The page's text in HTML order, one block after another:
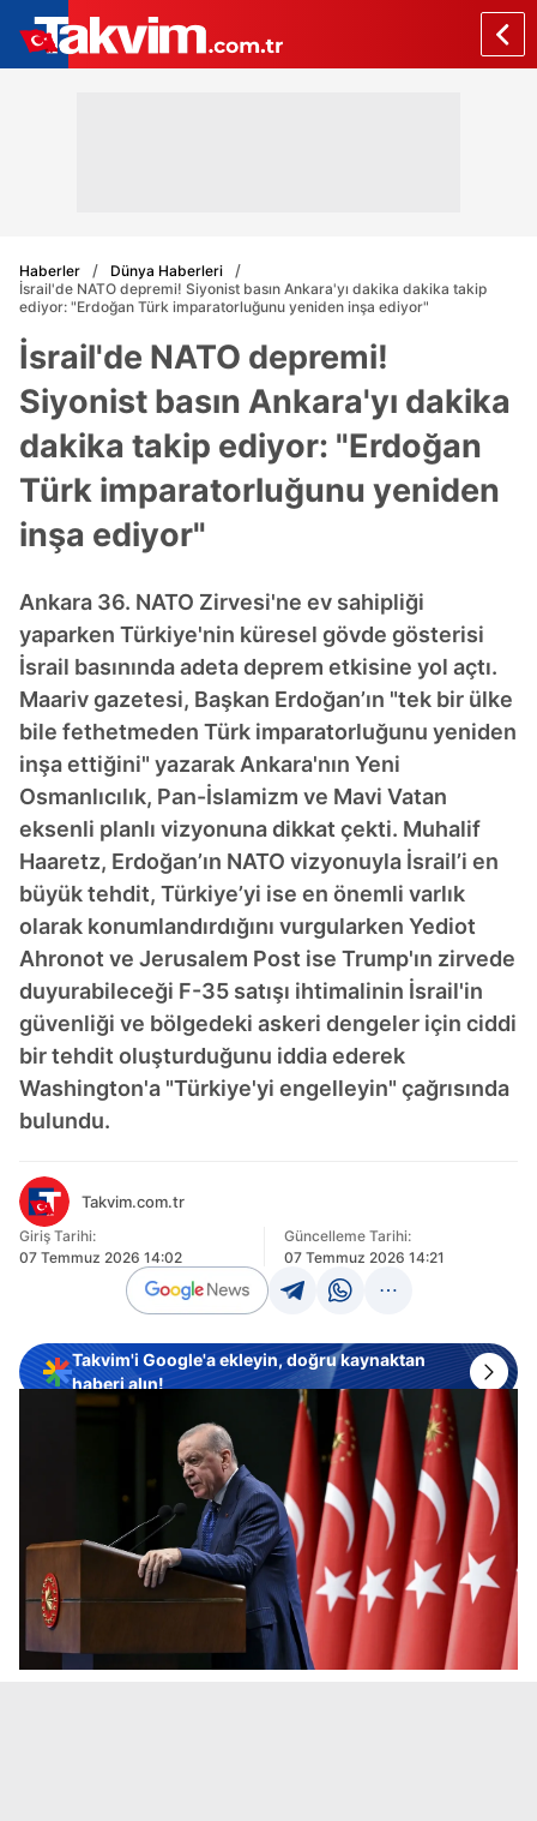
Haberler
Dünya Haberleri
İsrail'de NATO depremi! Siyonist basın Ankara'yı dakika dakika takip
ediyor: "Erdoğan Türk imparatorluğunu yeniden inşa ediyor"
İsrail'de NATO depremi!
Siyonist basın Ankara'yı dakika
dakika takip ediyor: "Erdoğan
Türk imparatorluğunu yeniden
inşa ediyor"
Ankara 36. NATO Zirvesi'ne ev sahipliği
yaparken Türkiye'nin küresel gövde gösterisi
İsrail basınında adeta deprem etkisine yol açtı.
Maariv gazetesi, Başkan Erdoğan’ın "tek bir ülke
bile fethetmeden Türk imparatorluğunu yeniden
inşa ettiğini" yazarak Ankara'nın Yeni
Osmanlıcılık, Pan-İslamizm ve Mavi Vatan
eksenli planlı vizyonuna dikkat çekti. Muhalif
Haaretz, Erdoğan’ın NATO vizyonuyla İsrail’i en
büyük tehdit, Türkiye’yi ise en önemli varlık
olarak konumlandırdığını vurgularken Yediot
Ahronot ve Jerusalem Post ise Trump'ın zirvede
duyurabileceği F-35 satışı ihtimalinin İsrail'in
güvenliği ve bölgedeki askeri dengeler için ciddi
bir tehdit oluşturduğunu iddia ederek
Washington'a "Türkiye'yi engelleyin" çağrısında
bulundu.
Takvim.com.tr
Giriş Tarihi:
07 Temmuz 2026 14:02
Güncelleme Tarihi:
07 Temmuz 2026 14:21
Takvim'i Google'a ekleyin, doğru kaynaktan
haberi alın!